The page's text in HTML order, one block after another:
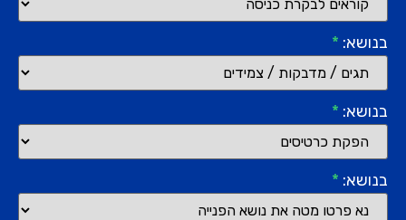
בנושא: *
בנושא: *
בנושא: *